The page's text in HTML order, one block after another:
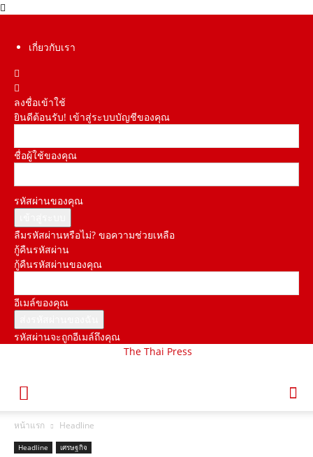
เกี่ยวกับเรา
ลงชื่อเข้าใช้
ยินดีต้อนรับ! เข้าสู่ระบบบัญชีของคุณ
ชื่อผู้ใช้ของคุณ
รหัสผ่านของคุณ
ลืมรหัสผ่านหรือไม่? ขอความช่วยเหลือ
กู้คืนรหัสผ่าน
กู้คืนรหัสผ่านของคุณ
อีเมล์ของคุณ
รหัสผ่านจะถูกอีเมล์ถึงคุณ
The Thai Press
หน้าแรก Headline
Headline เศรษฐกิจ